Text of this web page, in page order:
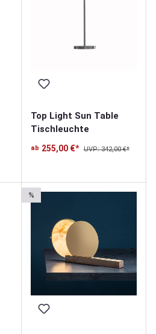
Top Light Sun Table
Tischleuchte
ab 255,00 €* UVP: 342,00 €*
%